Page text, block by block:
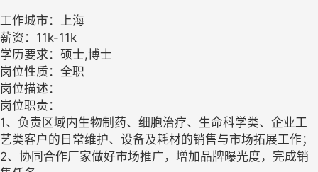
工作城市：上海
薪资：11k-11k
学历要求：硕士,博士
岗位性质：全职
岗位描述：
岗位职责：
1、负责区域内生物制药、细胞治疗、生命科学类、企业工
艺类客户的日常维护、设备及耗材的销售与市场拓展工作；
2、协同合作厂家做好市场推广，增加品牌曝光度，完成销